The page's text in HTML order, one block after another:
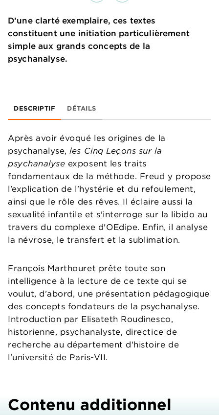
D’une clarté exemplaire, ces textes
constituent une initiation particulièrement
simple aux grands concepts de la
psychanalyse.
DESCRIPTIF DÉTAILS
Après avoir évoqué les origines de la
psychanalyse,les Cinq Leçons sur la
psychanalyse exposent les traits
fondamentaux de la méthode. Freud y propose
l’explication de l'hystérie et du refoulement,
ainsi que le rôle des rêves. Il éclaire aussi la
sexualité infantile et s'interroge sur la libido au
travers du complexe d'OEdipe. Enfin, il analyse
la névrose, le transfert et la sublimation.
François Marthouret prête toute son
intelligence à la lecture de ce texte qui se
voulut, d’abord, une présentation pédagogique
des concepts fondateurs de la psychanalyse.
Introduction par Elisateth Roudinesco,
historienne, psychanalyste, directice de
recherche au département d'histoire de
l'université de Paris-VII.
Contenu additionnel